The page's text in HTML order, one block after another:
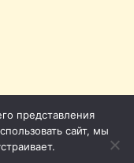
представления
сайт, мы